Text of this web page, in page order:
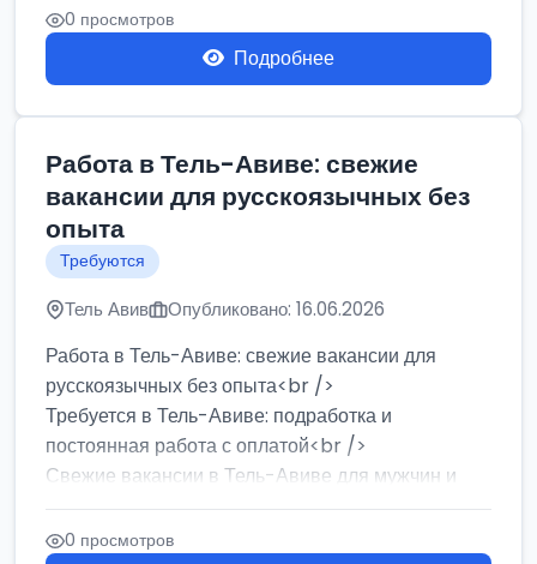
требу...
0 просмотров
Подробнее
Работа в Тель-Авиве: свежие
вакансии для русскоязычных без
опыта
Требуются
Тель Авив Опубликовано: 16.06.2026
Работа в Тель-Авиве: свежие вакансии для
русскоязычных без опыта<br />
Требуется в Тель-Авиве: подработка и
постоянная работа с оплатой<br />
Свежие вакансии в Тель-Авиве для мужчин и
женщин от хозя...
0 просмотров